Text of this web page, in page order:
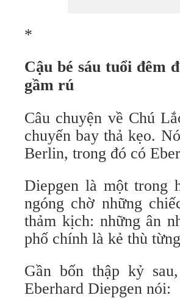
*
Cậu bé sáu tuổi đêm
gầm rú
Câu chuyện về Chú
chuyến bay thả kẹo.
Berlin, trong đó có
Diepgen là một trong
ngóng chờ những
thảm kịch: những ân
phố chính là kẻ thù
Gần bốn thập kỷ
Eberhard Diepgen nói: